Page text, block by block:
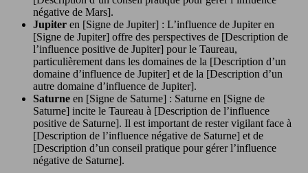
négative de Mars].
Jupiter en [Signe de Jupiter] : L’influence de Jupiter en
[Signe de Jupiter] offre des perspectives de [Description de
l’influence positive de Jupiter] pour le Taureau,
particulièrement dans les domaines de la [Description d’un
domaine d’influence de Jupiter] et de la [Description d’un
autre domaine d’influence de Jupiter].
Saturne en [Signe de Saturne] : Saturne en [Signe de
Saturne] incite le Taureau à [Description de l’influence
positive de Saturne]. Il est important de rester vigilant face à
[Description de l’influence négative de Saturne] et de
[Description d’un conseil pratique pour gérer l’influence
négative de Saturne].